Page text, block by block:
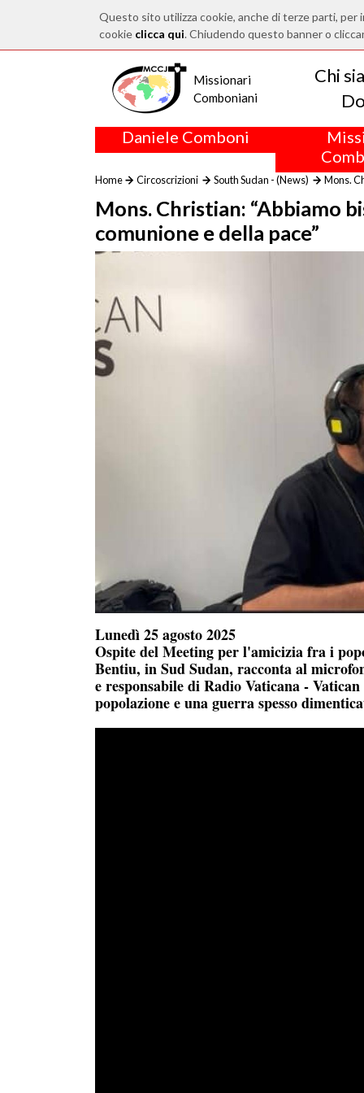
Questo sito utilizza cookie, anche di terze parti, per
cookie clicca qui. Chiudendo questo banner o
Missionari
Comboniani
Chi
Daniele Comboni
Home Circoscrizioni South Sudan - (News) Mons.
Mons. Christian: “Abbiamo
comunione e della pace”
Lunedì 25 agosto 2025
Ospite del Meeting per l'amicizia fra i
Bentiu, in Sud Sudan, racconta al
e responsabile di Radio Vaticana -
popolazione e una guerra spesso